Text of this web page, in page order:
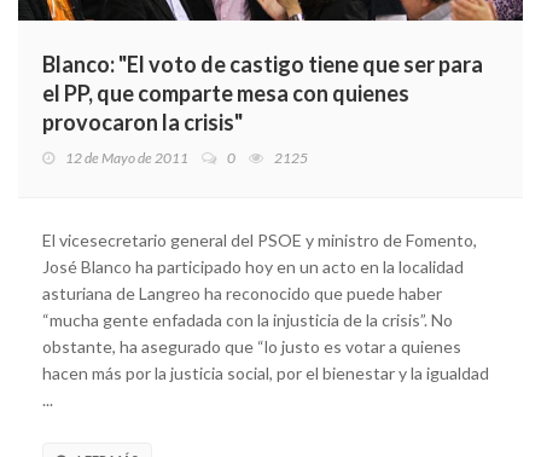
Blanco: "El voto de castigo tiene que ser para
el PP, que comparte mesa con quienes
provocaron la crisis"
12 de Mayo de 2011 0 2125
El vicesecretario general del PSOE y ministro de Fomento,
José Blanco ha participado hoy en un acto en la localidad
asturiana de Langreo ha reconocido que puede haber
“mucha gente enfadada con la injusticia de la crisis”. No
obstante, ha asegurado que “lo justo es votar a quienes
hacen más por la justicia social, por el bienestar y la igualdad
...